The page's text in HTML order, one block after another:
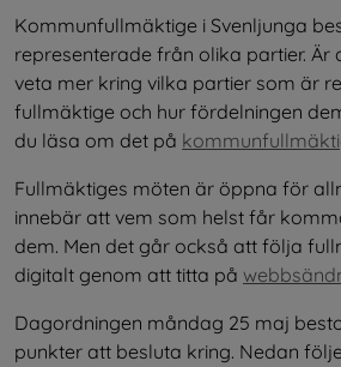
Kommunfullmäktige i Svenljunga
representerade från olika partier. Är
veta mer kring vilka partier som är
fullmäktige och hur fördelningen
du läsa om det på
Fullmäktiges möten är öppna för
innebär att vem som helst får
dem. Men det går också att följa
digitalt genom att titta på
Dagordningen måndag 25 maj
punkter att besluta kring. Nedan